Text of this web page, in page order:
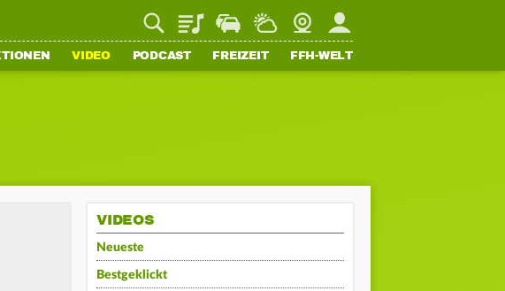
PlaylistStaupilotWetterWebcamMein FFH
VIDEO PODCAST FREIZEIT FFH-WELT
VIDEOS
Neueste
Bestgeklickt